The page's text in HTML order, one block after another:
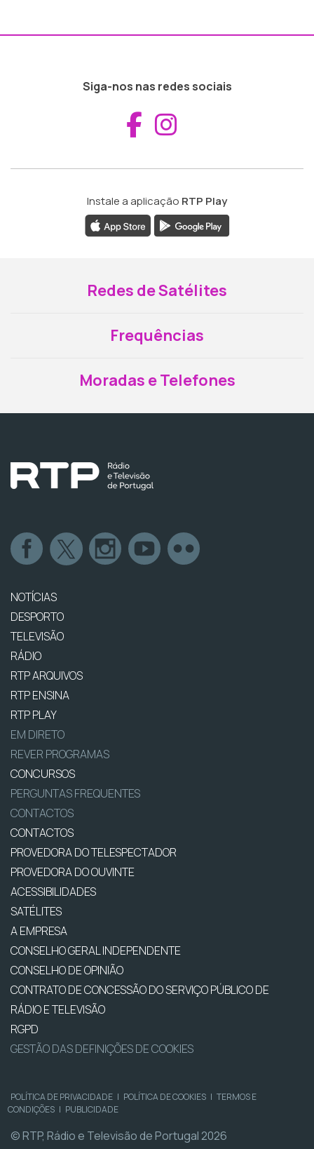
Siga-nos nas redes sociais
Aceder ao
Instale a aplicação RTP Play
Redes de Satélites
Frequências
Moradas e Telefones
NOTÍCIAS
DESPORTO
TELEVISÃO
RÁDIO
RTP ARQUIVOS
RTP ENSINA
RTP PLAY
EM DIRETO
REVER PROGRAMAS
CONCURSOS
PERGUNTAS FREQUENTES
CONTACTOS
CONTACTOS
PROVEDORA DO TELESPECTADOR
PROVEDORA DO OUVINTE
ACESSIBILIDADES
SATÉLITES
A EMPRESA
CONSELHO GERAL INDEPENDENTE
CONSELHO DE OPINIÃO
CONTRATO DE CONCESSÃO DO SERVIÇO PÚBLICO DE
RÁDIO E TELEVISÃO
RGPD
GESTÃO DAS DEFINIÇÕES DE COOKIES
POLÍTICA DE PRIVACIDADE | POLÍTICA DE COOKIES | TERMOS E
CONDIÇÕES | PUBLICIDADE
© RTP, Rádio e Televisão de Portugal 2026